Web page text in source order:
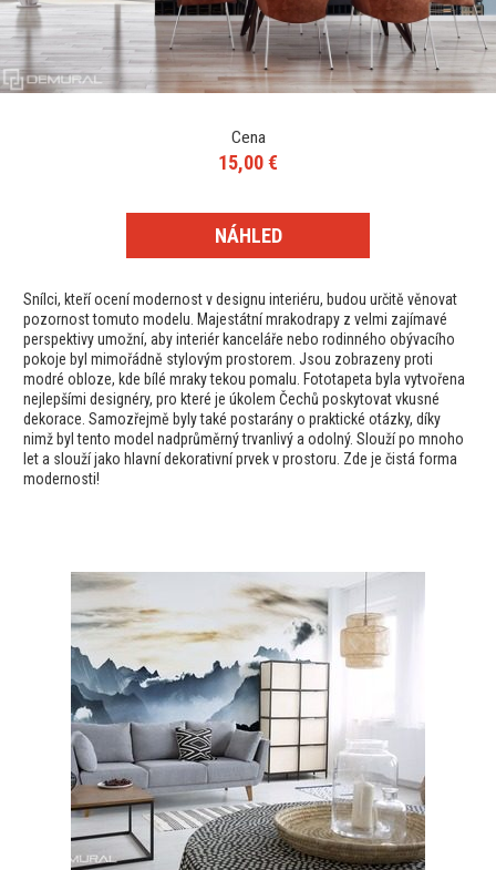
Cena
15,00 €
NÁHLED
Snílci, kteří ocení modernost v designu interiéru, budou určitě věnovat
pozornost tomuto modelu. Majestátní mrakodrapy z velmi zajímavé
perspektivy umožní, aby interiér kanceláře nebo rodinného obývacího
pokoje byl mimořádně stylovým prostorem. Jsou zobrazeny proti
modré obloze, kde bílé mraky tekou pomalu. Fototapeta byla vytvořena
nejlepšími designéry, pro které je úkolem Čechů poskytovat vkusné
dekorace. Samozřejmě byly také postarány o praktické otázky, díky
nimž byl tento model nadprůměrný trvanlivý a odolný. Slouží po mnoho
let a slouží jako hlavní dekorativní prvek v prostoru. Zde je čistá forma
modernosti!